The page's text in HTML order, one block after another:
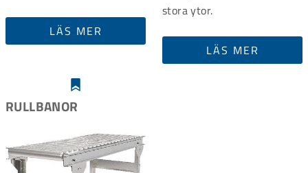
LÄS MER
stora ytor.
LÄS MER
RULLBANOR